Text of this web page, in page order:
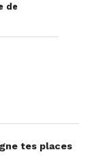
de
tes places